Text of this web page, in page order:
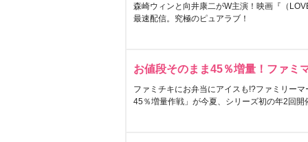
森崎ウィンと向井康二がW主演！映画『（
最速配信。究極のピュアラブ！
お値段そのまま45％増量！ファミ
ファミチキにお弁当にアイスも!?ファミリー
45％増量作戦」が今夏、シリーズ初の年2回開